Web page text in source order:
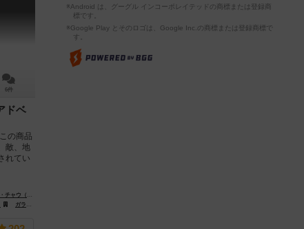
）
6件
ドベ
の商品
敵、地
れてい
ウ（Chan Chau）
ガラクタ（Galakta）
※Android は、グーグル インコーポレイテッドの商標または登録商
標です。
※Google Play とそのロゴは、Google Inc.の商標または登録商標で
す。